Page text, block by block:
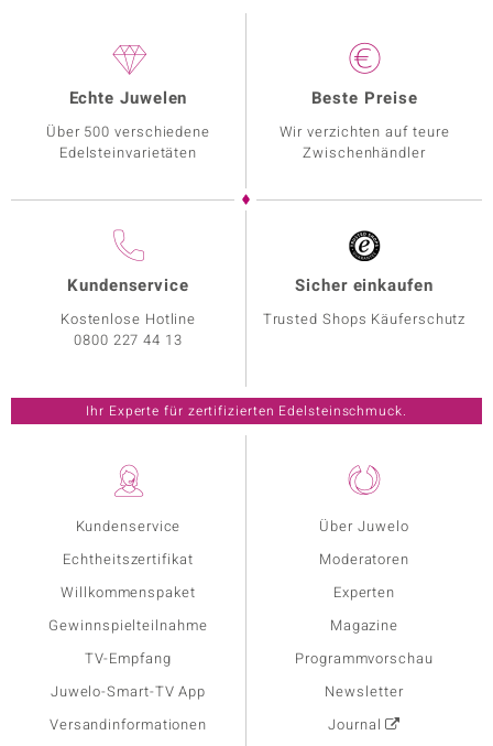
Kundenservice
Echtheitszertifikat
Willkommenspaket
Gewinnspielteilnahme
TV-Empfang
Juwelo-Smart-TV App
Versandinformationen
Über Juwelo
Moderatoren
Experten
Magazine
Programmvorschau
Newsletter
Journal
Echte Juwelen
Über 500 verschiedene
Edelsteinvarietäten
Beste Preise
Wir verzichten auf teure
Zwischenhändler
Kundenservice
Kostenlose Hotline
0800 227 44 13
Sicher einkaufen
Trusted Shops Käuferschutz
Ihr Experte für zertifizierten Edelsteinschmuck.